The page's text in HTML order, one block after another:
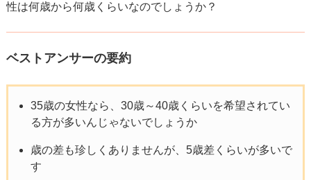
性は何歳から何歳くらいなのでしょうか？
ベストアンサーの要約
35歳の女性なら、30歳～40歳くらいを希望されてい
る方が多いんじゃないでしょうか
歳の差も珍しくありませんが、5歳差くらいが多いで
す